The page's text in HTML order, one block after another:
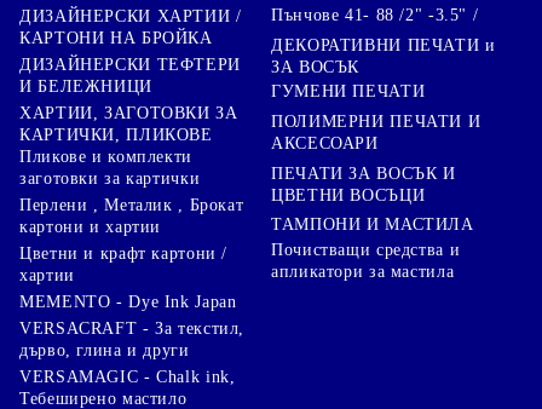
ДИЗАЙНЕРСКИ ХАРТИИ /
КАРТОНИ НА БРОЙКА
ДИЗАЙНЕРСКИ ТЕФТЕРИ
И БЕЛЕЖНИЦИ
ХАРТИИ, ЗАГОТОВКИ ЗА
КАРТИЧКИ, ПЛИКОВЕ
Пликове и комплекти
заготовки за картички
Перлени , Металик , Брокат
картони и хартии
Цветни и крафт картони /
хартии
Пънчове 41- 88 /2" -3.5" /
ДЕКОРАТИВНИ ПЕЧАТИ и
ЗА ВОСЪК
ГУМЕНИ ПЕЧАТИ
ПОЛИМЕРНИ ПЕЧАТИ И
АКСЕСОАРИ
ПЕЧАТИ ЗА ВОСЪК И
ЦВЕТНИ ВОСЪЦИ
ТАМПОНИ И МАСТИЛА
Почистващи средства и
апликатори за мастила
MEMENTO - Dye Ink Japan
VERSACRAFT - За текстил,
дърво, глина и други
VERSAMAGIC - Chalk ink,
Тебеширено мастило